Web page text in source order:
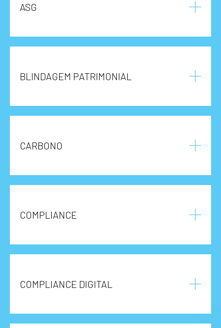
ASG
BLINDAGEM PATRIMONIAL
CARBONO
COMPLIANCE
COMPLIANCE DIGITAL